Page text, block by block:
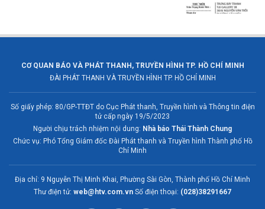
CƠ QUAN BÁO VÀ PHÁT THANH, TRUYỀN HÌNH TP. HỒ CHÍ MINH
ĐÀI PHÁT THANH VÀ TRUYỀN HÌNH TP. HỒ CHÍ MINH
Số giấy phép: 80/GP-TTĐT do Cục Phát thanh, Truyền hình và Thông tin điện
tử cấp ngày 19/5/2023
Người chịu trách nhiệm nội dung: Nhà báo Thái Thành Chung
Chức vụ: Phó Tổng Giám đốc Đài Phát thanh và Truyền hình Thành phố Hồ
Chí Minh
Địa chỉ: 9 Nguyễn Thị Minh Khai, Phường Sài Gòn, Thành phố Hồ Chí Minh
Thư điện tử: web@htv.com.vn Số điện thoại: (028)38291667